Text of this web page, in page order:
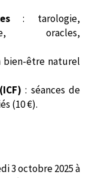
: tarologie,
oracles,
bien-être naturel
: séances de
(10 €).
3 octobre 2025 à